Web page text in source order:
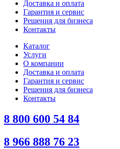
Доставка и оплата
Гарантия и сервис
Решения для бизнеса
Контакты
Каталог
Услуги
О компании
Доставка и оплата
Гарантия и сервис
Решения для бизнеса
Контакты
8 800 600 54 84
8 966 888 76 23